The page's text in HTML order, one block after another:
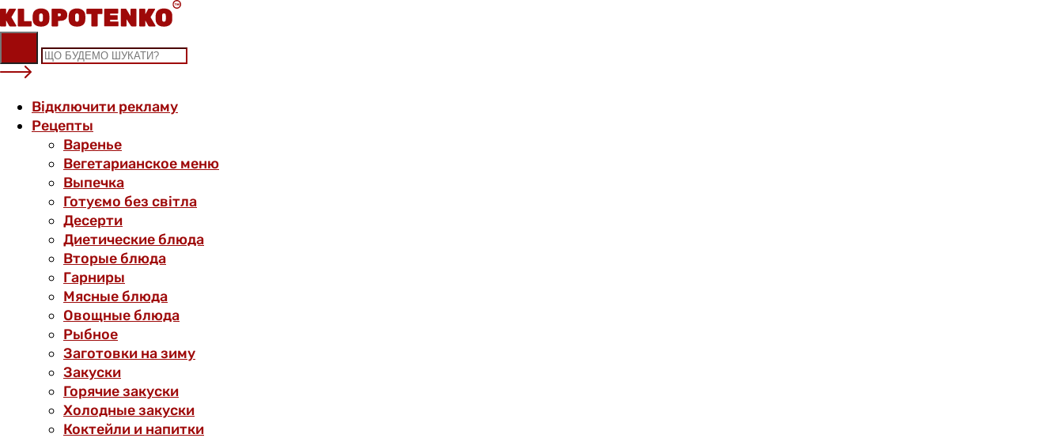
Skip
to
content
Відключити рекламу
Рецепты
Варенье
Вегетарианское меню
Выпечка
Готуємо без світла
Десерти
Диетические блюда
Вторые блюда
Гарниры
Мясные блюда
Овощные блюда
Рыбное
Заготовки на зиму
Закуски
Горячие закуски
Холодные закуски
Коктейли и напитки